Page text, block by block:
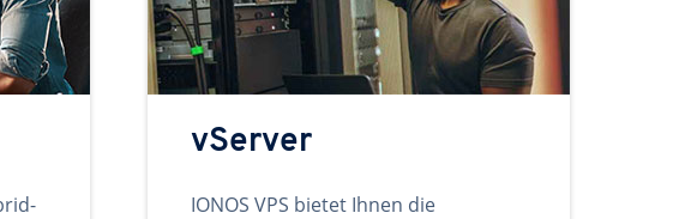
vServer
IONOS VPS bietet Ihnen die